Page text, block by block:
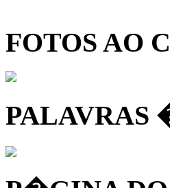
FOTOS AO
PALAVRAS